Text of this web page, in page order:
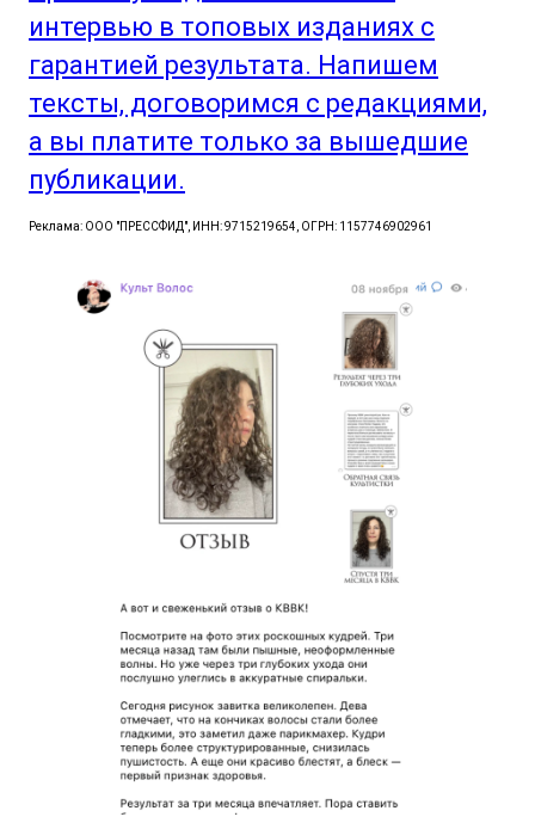
интервью в топовых изданиях с
гарантией результата. Напишем
тексты, договоримся с редакциями,
а вы платите только за вышедшие
публикации.
Реклама: ООО "ПРЕССФИД", ИНН: 9715219654, ОГРН: 1157746902961